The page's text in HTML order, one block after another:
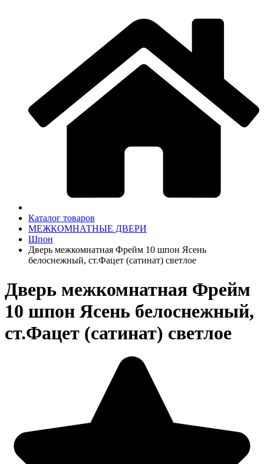
Каталог товаров
МЕЖКОМНАТНЫЕ ДВЕРИ
Шпон
Дверь межкомнатная Фрейм 10 шпон Ясень
белоснежный, ст.Фацет (сатинат) светлое
Дверь межкомнатная Фрейм
10 шпон Ясень белоснежный,
ст.Фацет (сатинат) светлое